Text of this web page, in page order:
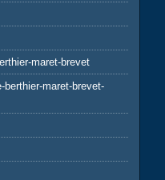
maret-brevet
berthier-maret-brevet-